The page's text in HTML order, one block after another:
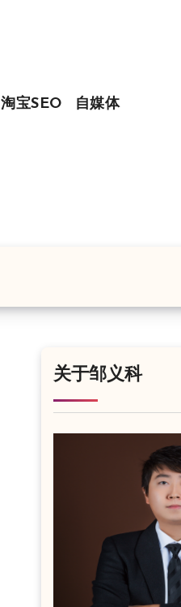
淘宝SEO
自媒体
关于邹义科